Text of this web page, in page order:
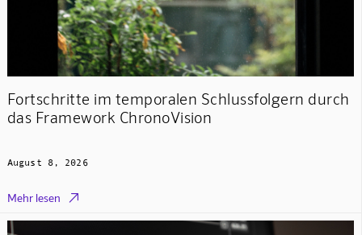
Fortschritte im temporalen Schlussfolgern durch
das Framework ChronoVision
August 8, 2026
Mehr lesen 